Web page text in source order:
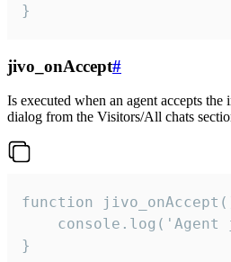
}
jivo_onAccept#
Is executed when an agent accepts the
dialog from the Visitors/All chats
function
}